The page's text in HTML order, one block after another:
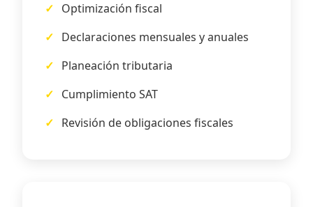
Optimización fiscal
Declaraciones mensuales y anuales
Planeación tributaria
Cumplimiento SAT
Revisión de obligaciones fiscales